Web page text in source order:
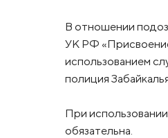
В отношении
УК РФ
использованием
полиция
При
обязательна.